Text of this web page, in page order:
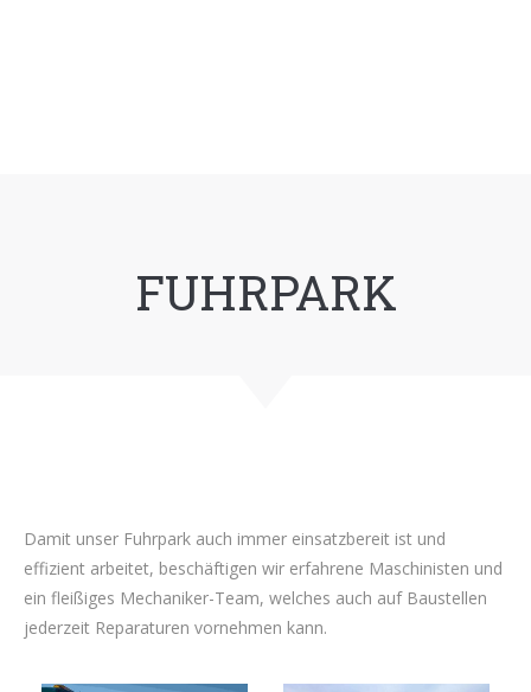
FUHRPARK
Damit unser Fuhrpark auch immer einsatzbereit ist und
effizient arbeitet, beschäftigen wir erfahrene Maschinisten und
ein fleißiges Mechaniker-Team, welches auch auf Baustellen
jederzeit Reparaturen vornehmen kann.